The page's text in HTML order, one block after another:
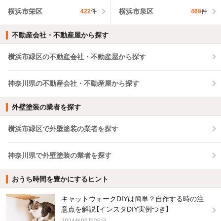
横浜市栄区 422件 横浜市泉区 469件
不動産会社・不動産屋から探す
横浜市緑区の不動産会社・不動産屋から探す
神奈川県の不動産会社・不動産屋から探す
外壁塗装の業者を探す
横浜市緑区で外壁塗装の業者を探す
神奈川県で外壁塗装の業者を探す
おうち時間を豊かにするヒント
キャットウォークDIYは簡単？自作する時の注
意点を解説【インスタDIY実例つき】